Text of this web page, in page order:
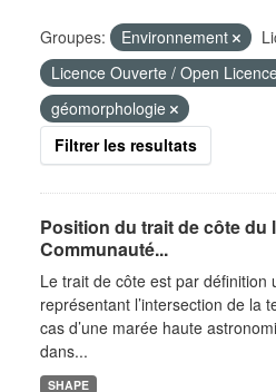
Groupes: Environnement
Licence Ouverte / Open
géomorphologie
Filtrer les resultats
Position du trait de côte du
Communauté...
Le trait de côte est par définition
représentant l’intersection de la
cas d’une marée haute
dans...
SHAPE